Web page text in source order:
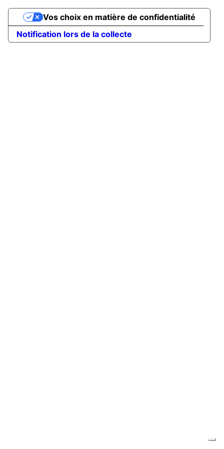
Notification lors de la collecte
Vos choix en matière de confidentialité